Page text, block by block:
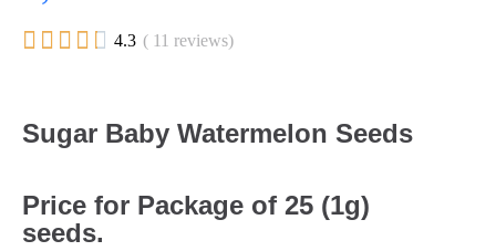
     4.3 ( 11 reviews)
Sugar Baby Watermelon Seeds
Price for Package of 25 (1g)
seeds.